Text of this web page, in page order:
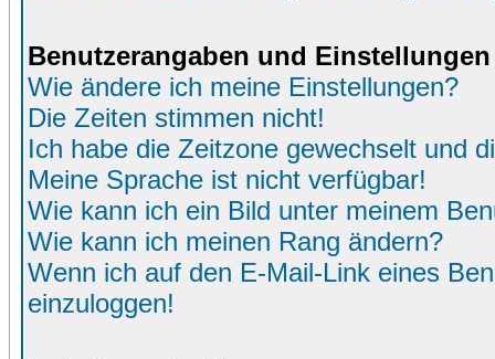
Benutzerangaben und Einstellungen
Wie ändere ich meine Einstellungen?
Die Zeiten stimmen nicht!
Ich habe die Zeitzone gewechselt und
Meine Sprache ist nicht verfügbar!
Wie kann ich ein Bild unter meinem
Wie kann ich meinen Rang ändern?
Wenn ich auf den E-Mail-Link eines
einzuloggen!